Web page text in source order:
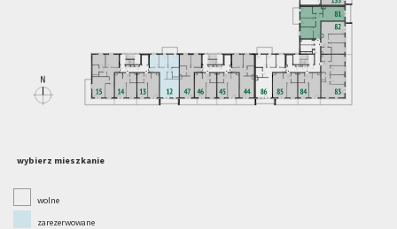
wybierz mieszkanie
wolne
zarezerwowane